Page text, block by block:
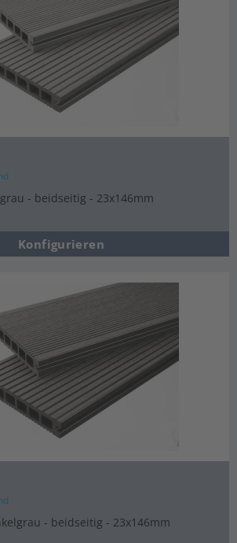
- beidseitig - 23x146mm
Konfigurieren
- beidseitig - 23x146mm